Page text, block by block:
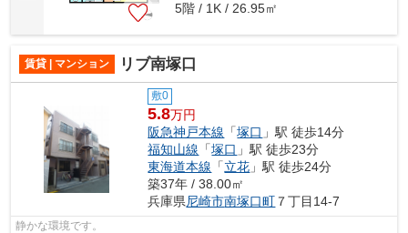
5階 / 1K / 26.95㎡
賃貸 | マンション リブ南塚口
敷0
5.8万円
阪急神戸本線 「塚口 」駅 徒歩14分
福知山線 「塚口 」駅 徒歩23分
東海道本線 「立花 」駅 徒歩24分
築37年 / 38.00㎡
兵庫県尼崎市南塚口町 ７丁目14-7
静かな環境です。